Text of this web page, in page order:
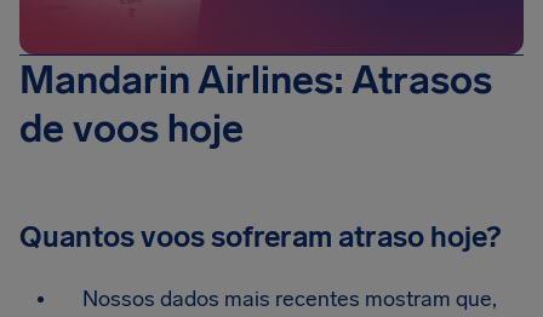
Mandarin Airlines: Atrasos
de voos hoje
Quantos voos sofreram atraso hoje?
Nossos dados mais recentes mostram que,